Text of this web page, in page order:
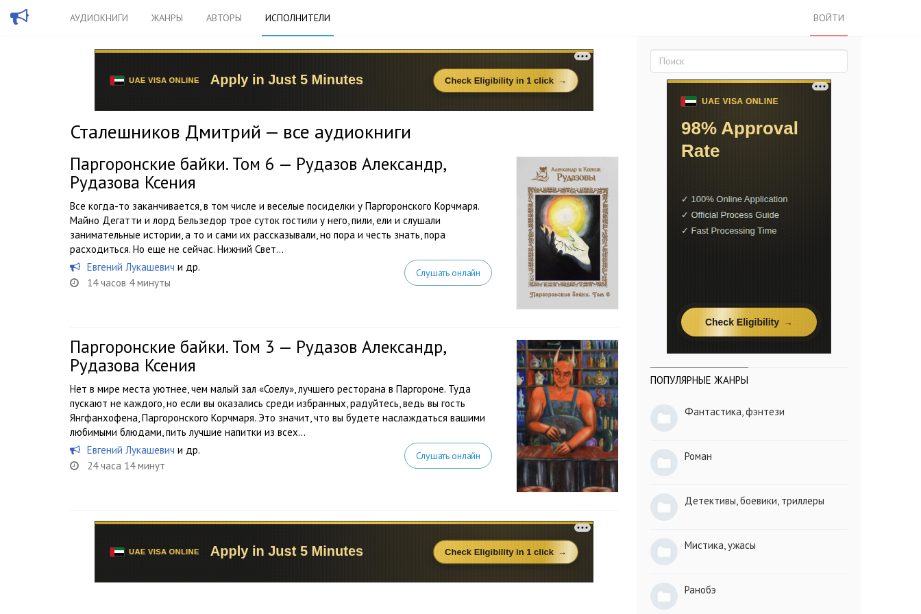
АУДИОКНИГИ ЖАНРЫ АВТОРЫ ИСПОЛНИТЕЛИ ВОЙТИ
Сталешников Дмитрий — все аудиокниги
Паргоронские байки. Том 6 — Рудазов Александр,
Рудазова Ксения
Все когда-то заканчивается, в том числе и веселые посиделки у Паргоронского Корчмаря.
Майно Дегатти и лорд Бельзедор трое суток гостили у него, пили, ели и слушали
занимательные истории, а то и сами их рассказывали, но пора и честь знать, пора
расходиться. Но еще не сейчас. Нижний Свет...
Евгений Лукашевич и др.
14 часов 4 минуты
Слушать онлайн
Паргоронские байки. Том 3 — Рудазов Александр,
Рудазова Ксения
Нет в мире места уютнее, чем малый зал «Соелу», лучшего ресторана в Паргороне. Туда
пускают не каждого, но если вы оказались среди избранных, радуйтесь, ведь вы гость
Янгфанхофена, Паргоронского Корчмаря. Это значит, что вы будете наслаждаться вашими
любимыми блюдами, пить лучшие напитки из всех...
Евгений Лукашевич и др.
24 часа 14 минут
Слушать онлайн
ПОПУЛЯРНЫЕ ЖАНРЫ
Фантастика, фэнтези
Роман
Детективы, боевики, триллеры
Мистика, ужасы
Ранобэ